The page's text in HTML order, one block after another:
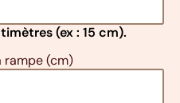
(ex : 15 cm).
rampe (cm)